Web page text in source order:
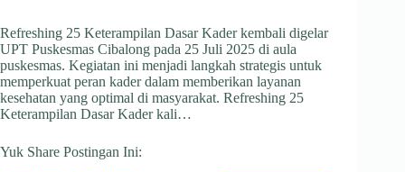
Refreshing 25 Keterampilan Dasar Kader kembali digelar
UPT Puskesmas Cibalong pada 25 Juli 2025 di aula
puskesmas. Kegiatan ini menjadi langkah strategis untuk
memperkuat peran kader dalam memberikan layanan
kesehatan yang optimal di masyarakat. Refreshing 25
Keterampilan Dasar Kader kali…
Yuk Share Postingan Ini: